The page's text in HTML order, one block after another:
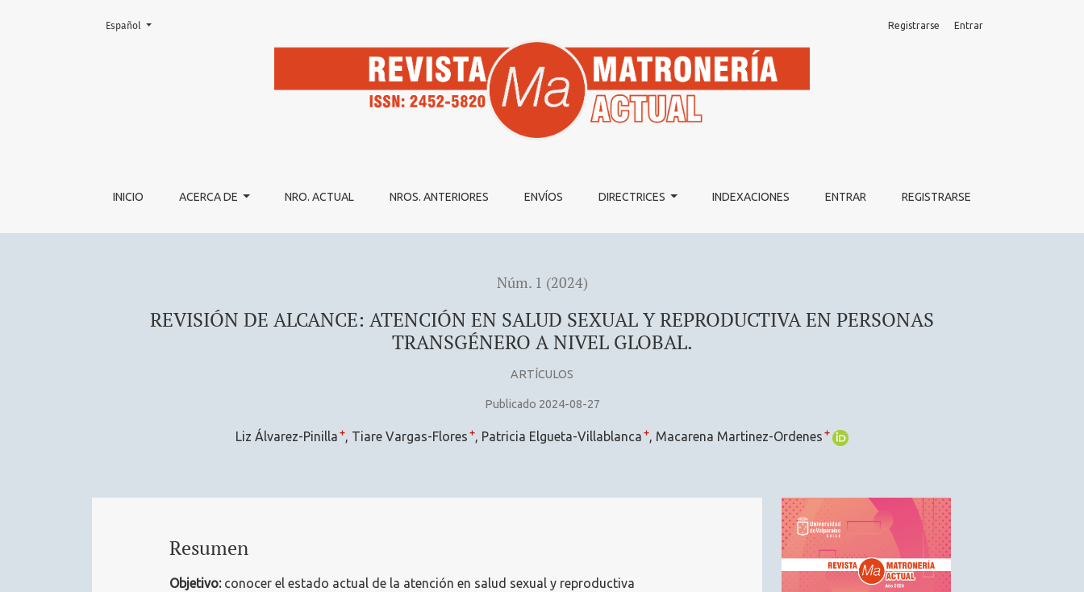
REVISIÓN DE ALCANCE: ATENCIÓN EN SALUD SEXUAL Y REPRODUCTIVA EN PERSONAS TRANSGÉNERO A NIVEL GLOBAL.
INICIO ACERCA DE NRO. ACTUAL NROS. ANTERIORES ENVÍOS DIRECTRICES INDEXACIONES ENTRAR REGISTRARSE
Registrarse Entrar
Cambiar el idioma. El actual es:
Español
Núm. 1 (2024)
REVISIÓN DE ALCANCE: ATENCIÓN EN SALUD SEXUAL Y REPRODUCTIVA EN PERSONAS
TRANSGÉNERO A NIVEL GLOBAL.
ARTÍCULOS
Publicado 2024-08-27
Liz Álvarez-Pinilla + Tiare Vargas-Flores + Patricia Elgueta-Villablanca + Macarena Martinez-Ordenes +
Resumen
Objetivo:conocer el estado actual de la atención en salud sexual y reproductiva